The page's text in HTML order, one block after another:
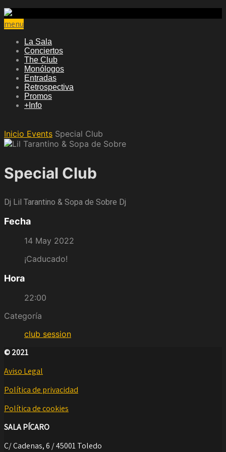
menu
La Sala
Conciertos
The Club
Monólogos
Entradas
Retrospectiva
Promos
+Info
Inicio Events Special Club
Special Club
Dj Lil Tarantino & Sopa de Sobre Dj
Fecha
14 May 2022
¡Caducado!
Hora
22:00
Categoría
club session
© 2021
Aviso Legal
Política de privacidad
Política de cookies
SALA PÍCARO
C/ Cadenas, 6 / 45001 Toledo